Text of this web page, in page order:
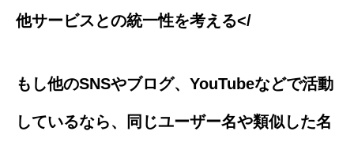
他サービスとの統一性を考える</
もし他のSNSやブログ、YouTubeなどで活動
しているなら、同じユーザー名や類似した名